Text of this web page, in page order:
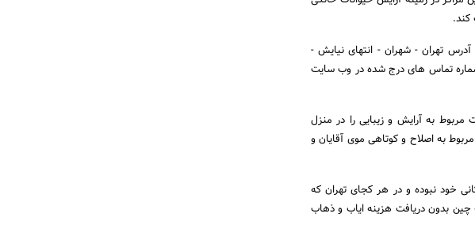
کند.
آدرس تهران - شهران - انتهای نیایش -
۷ ، مراجعه کنید. البته که شماره تماس های درج شده در وب سایت
به آرایش و زیبایی را در منزل
به اصلاح و کوتاهی موی آقایان و
خود نبوده و در هر کجای تهران که
چین بدون دریافت هزینه ایاب و ذهاب